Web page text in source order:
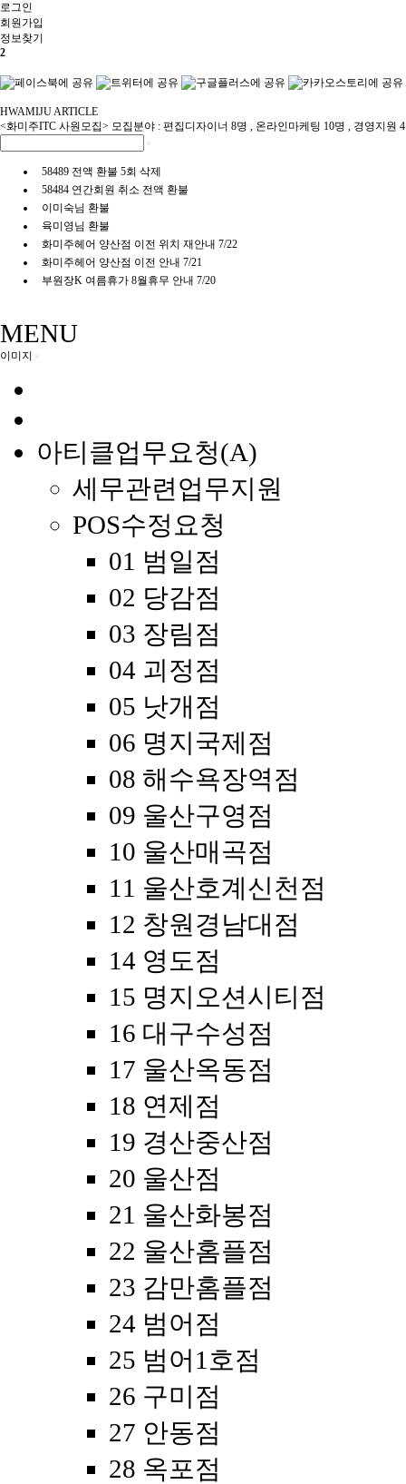
로그인
회원 가입
정보찾기
2
HWAMIJU ARTICLE
<화미주ITC 사원모집> 모집분야 : 편집디자이너 8명 , 온라인마케팅 10명 , 경영지원
58489 전액 환불 5회 삭제
58484 연간회원 취소 전액 환불
이미숙님 환불
육미영님 환불
화미주헤어 양산점 이전 위치 재안내 7/22
화미주헤어 양산점 이전 안내 7/21
부원장K 여름휴가 8월휴무 안내 7/20
MENU
이미지
아티클업무요청(A)
세무관련업무지원
POS수정요청
01 범일점
02 당감점
03 장림점
04 괴정점
05 낫개점
06 명지국제점
08 해수욕장역점
09 울산구영점
10 울산매곡점
11 울산호계신천점
12 창원경남대점
14 영도점
15 명지오션시티점
16 대구수성점
17 울산옥동점
18 연제점
19 경산중산점
20 울산점
21 울산화봉점
22 울산홈플점
23 감만홈플점
24 범어점
25 범어1호점
26 구미점
27 안동점
28 옥포점